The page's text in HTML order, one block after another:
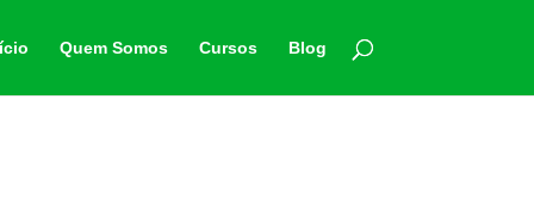
Quem Somos Cursos Blog